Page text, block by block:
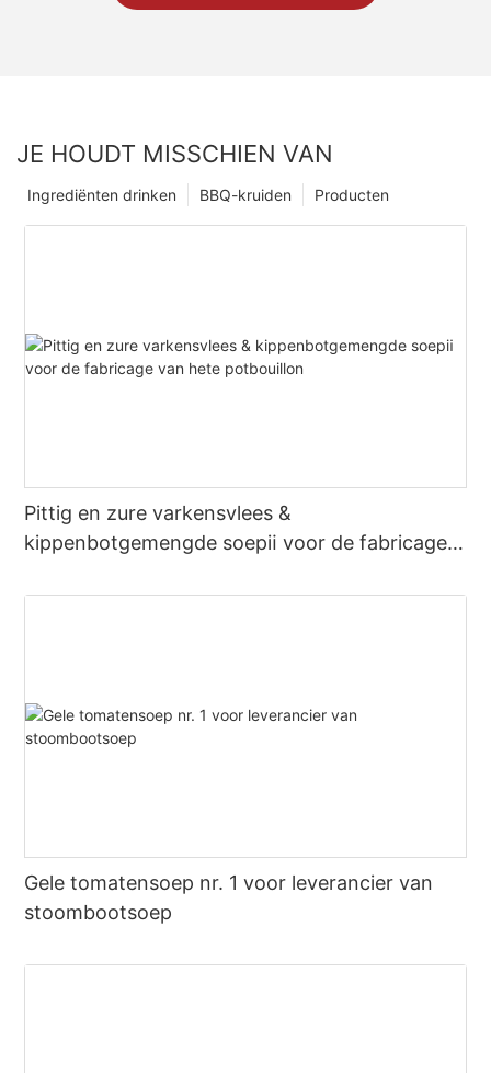
JE HOUDT MISSCHIEN VAN
Producten
BBQ-kruiden
Ingrediënten drinken
Pittig en zure varkensvlees &
kippenbotgemengde soepⅱ voor de fabricage
Gele tomatensoep nr. 1 voor leverancier van
stoombootsoep